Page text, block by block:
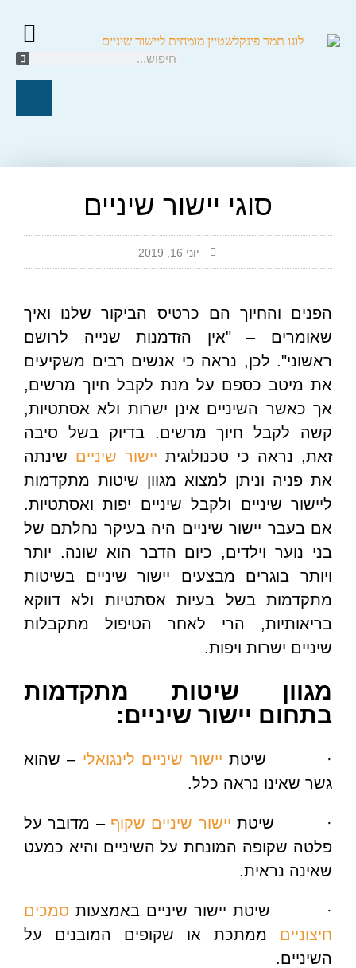
סוגי יישור שיניים
יוני 16, 2019
הפנים והחיוך הם כרטיס הביקור שלנו ואיך
שאומרים – "אין הזדמנות שנייה לרושם
ראשוני". לכן, נראה כי אנשים רבים משקיעים
את מיטב כספם על מנת לקבל חיוך מרשים,
אך כאשר השיניים אינן ישרות ולא אסתטיות,
קשה לקבל חיוך מרשים. בדיוק בשל סיבה
זאת, נראה כי טכנולוגית יישור שיניים שינתה
את פניה וניתן למצוא מגוון שיטות מתקדמות
ליישור שיניים ולקבל שיניים יפות ואסתטיות.
אם בעבר יישור שיניים היה בעיקר נחלתם של
בני נוער וילדים, כיום הדבר הוא שונה. יותר
ויותר בוגרים מבצעים יישור שיניים בשיטות
מתקדמות בשל בעיות אסתטיות ולא דווקא
בריאותיות, הרי לאחר הטיפול מתקבלות
שיניים ישרות ויפות.
מגוון שיטות מתקדמות
בתחום יישור שיניים:
· שיטת יישור שיניים לינגואלי – שהוא
גשר שאינו נראה כלל.
· שיטת יישור שיניים שקוף – מדובר על
פלטה שקופה המונחת על השיניים והיא כמעט
שאינה נראית.
· שיטת יישור שיניים באמצעות סמכים
חיצוניים ממתכת או שקופים המובנים על
השיניים.